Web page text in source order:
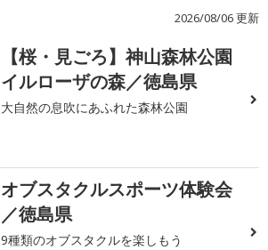
2026/08/06 更新
【桜・見ごろ】神山森林公園
イルローザの森／徳島県
大自然の息吹にあふれた森林公園
オブスタクルスポーツ体験会
／徳島県
9種類のオブスタクルを楽しもう